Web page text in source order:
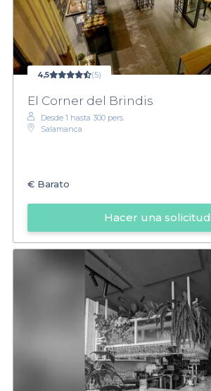
4,5 (5)
El Corner del Brindis
Desde 1 hasta 300 pers.
Salamanca
€ Barato
Hacer una solicitud